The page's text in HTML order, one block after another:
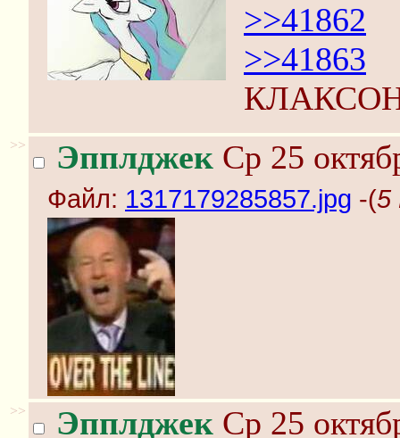
>>41862
>>41863
>> Эпплджек Ср 25
Файл: 1317179285857.jpg -(5
>> Эпплджек Ср 25